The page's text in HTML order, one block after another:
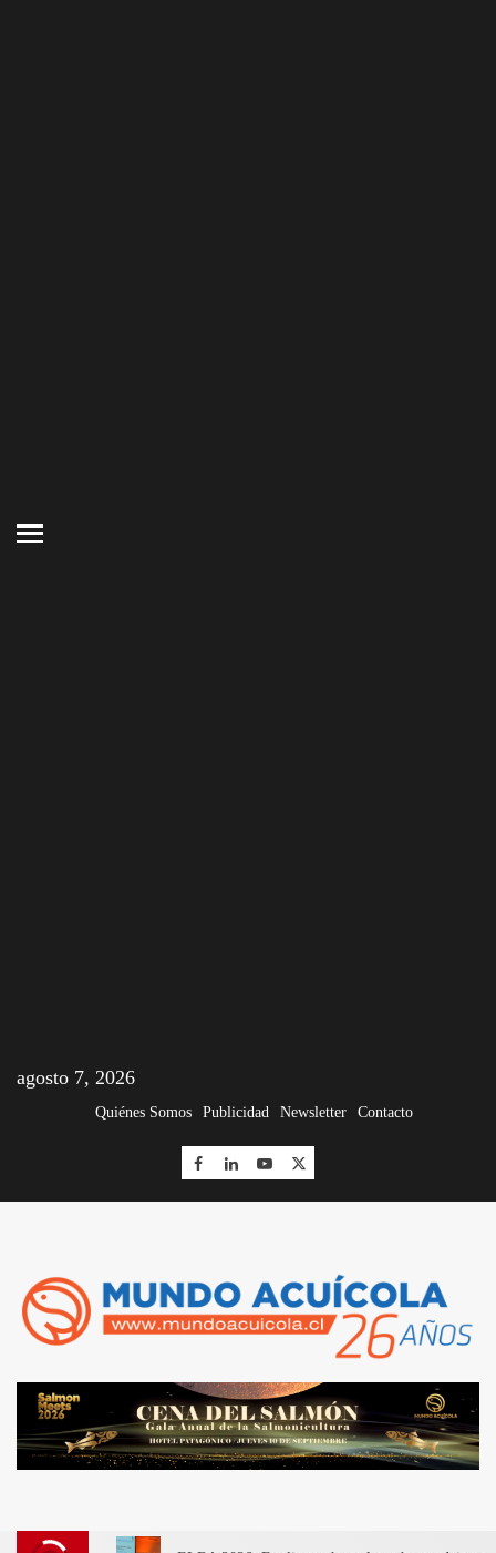
agosto 7, 2026
Quiénes Somos Publicidad Newsletter Contacto